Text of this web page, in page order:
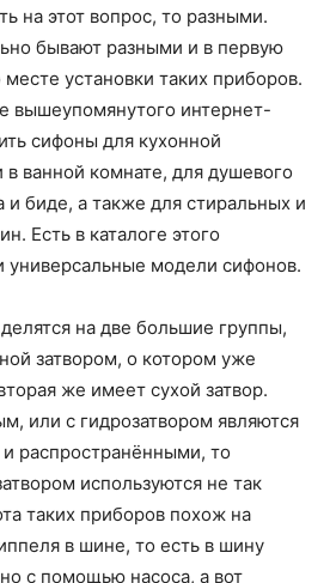
на этот вопрос, то разными.
бывают разными и в первую
установки таких приборов.
вышеупомянутого интернет-
сифоны для кухонной
ванной комнате, для душевого
и биде, а также для стиральных и
Есть в каталоге этого
универсальные модели сифонов.
на две большие группы,
затвором, о котором уже
же имеет сухой затвор.
или с гидрозатвором являются
распространёнными, то
используются не так
таких приборов похож на
в шине, то есть в шину
с помощью насоса, а вот